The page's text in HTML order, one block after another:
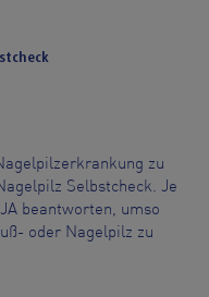
zu
Selbstcheck. Je
beantworten, umso
oder Nagelpilz zu